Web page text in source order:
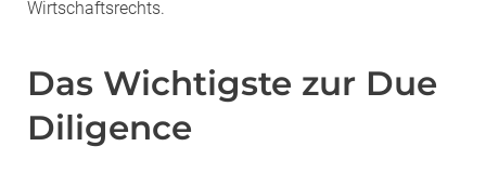
Wirtschaftsrechts.
Das Wichtigste zur Due
Diligence